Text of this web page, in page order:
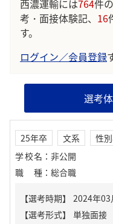
西濃運輸には764件
考・面接体験記、 16
す。
ログイン／会員登録
選考
25年卒 文系
性
学校名 ： 非公開
職種 ： 総合職